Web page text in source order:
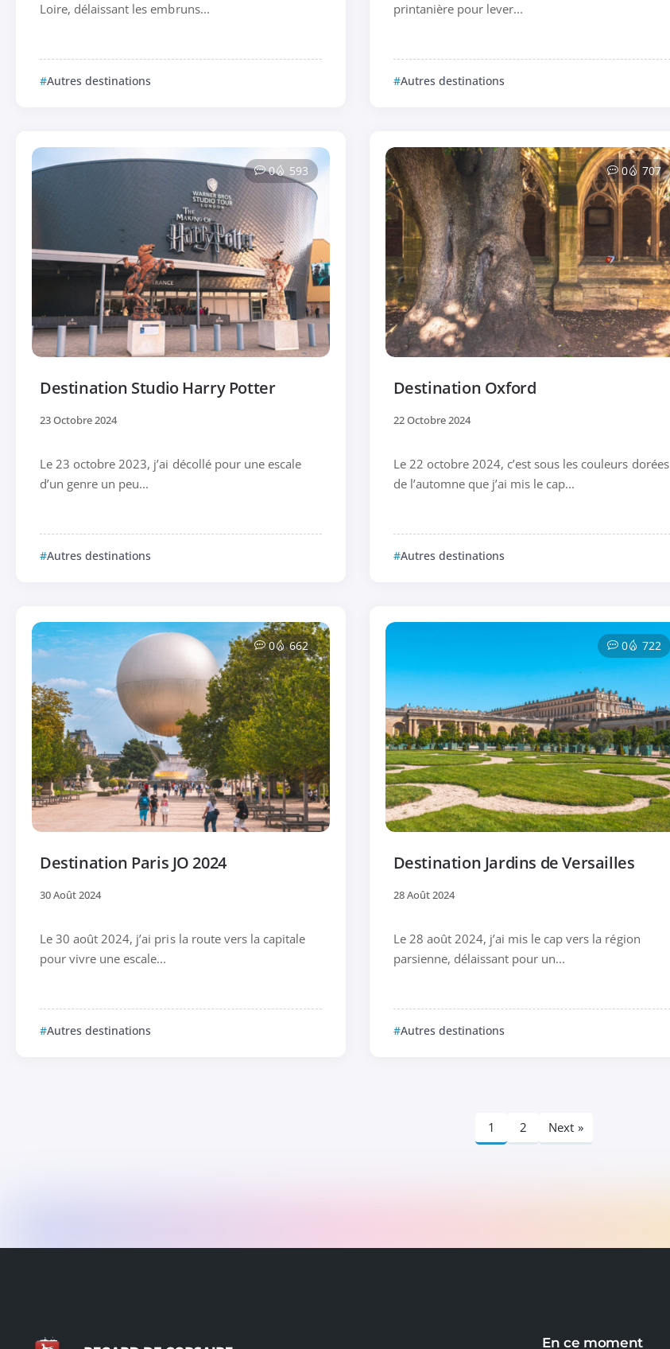
Loire, délaissant les embruns...
Autres destinations
printanière pour lever...
Autres destinations
0 593
Destination Studio Harry Potter
23 Octobre 2024
Le 23 octobre 2023, j’ai décollé pour une escale
d’un genre un peu...
Autres destinations
0 707
Destination Oxford
22 Octobre 2024
Le 22 octobre 2024, c’est sous les couleurs dorées
de l’automne que j’ai mis le cap...
Autres destinations
0 662
Destination Paris JO 2024
30 Août 2024
Le 30 août 2024, j’ai pris la route vers la capitale
pour vivre une escale...
Autres destinations
0 722
Destination Jardins de Versailles
28 Août 2024
Le 28 août 2024, j’ai mis le cap vers la région
parsienne, délaissant pour un...
Autres destinations
1 2 Next »
En ce moment